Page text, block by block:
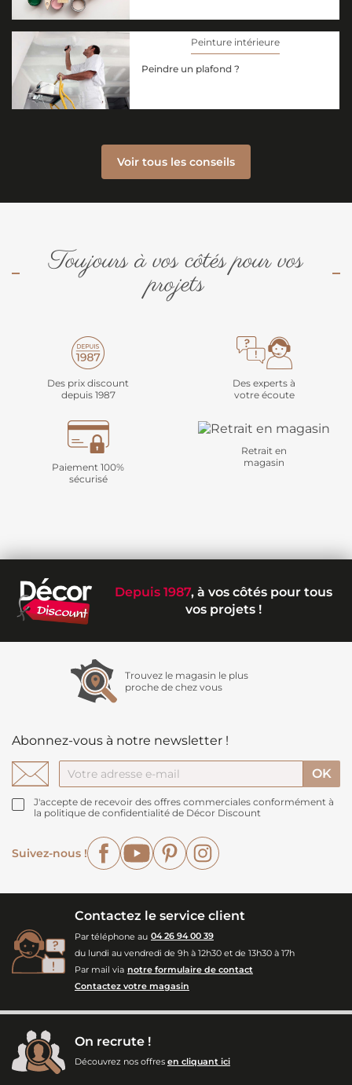
Peinture intérieure
Peindre un plafond ?
Voir tous les conseils
Toujours à vos côtés pour vos
projets
Des prix discount
depuis 1987
Des experts à
votre écoute
Paiement 100%
sécurisé
Retrait en
magasin
Depuis 1987, à vos côtés pour tous
vos projets !
Trouvez le magasin le plus
proche de chez vous
Abonnez-vous à notre newsletter !
J'accepte de recevoir des offres commerciales conformément à
la politique de confidentialité de Décor Discount
Suivez-nous !
FacebookYouTubePinterest
Contactez le service client
Par téléphone au 04 26 94 00 39
du lundi au vendredi de 9h à 12h30 et de 13h30 à 17h
Par mail via notre formulaire de contact
Contactez votre magasin
On recrute !
Découvrez nos offres en cliquant ici